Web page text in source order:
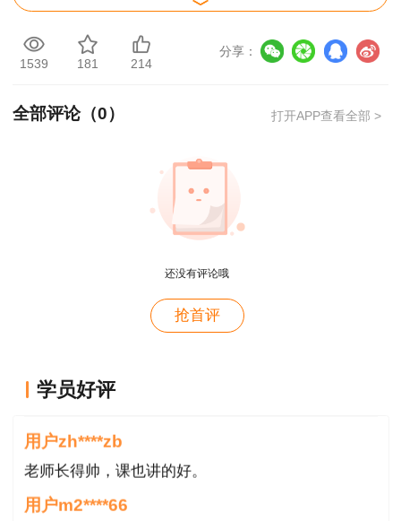
1、房地产估价师资格证的学历要求是什么？
答：具有高等院校专科以上学历。
2、如何准备房地产估价师考试的相关科目？
1539 181 214
分享：
全部评论（0） 打开APP查看全部 >
还没有评论哦
抢首评
学员好评
资产评估师就是跟着林老师学的，讲的很好，幽默风
用户zh****zb
用户m2****66
非常好
用户m2****66